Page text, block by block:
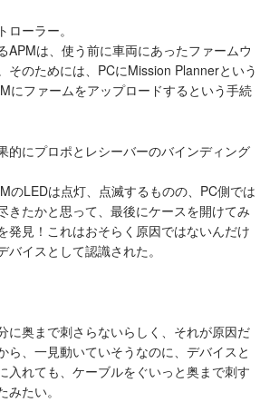
ーラー。
は、使う前に車両にあったファームウ
のためには、PCにMission Plannerという
にファームをアップロードするという手続
的にプロポとレシーバーのバインディング
のLEDは点灯、点滅するものの、PC側では
たかと思って、最後にケースを開けてみ
発見！これはおそらく原因ではないんだけ
イスとして認識された。
に奥まで刺さらないらしく、それが原因だ
、一見動いていそうなのに、デバイスと
入れても、ケーブルをぐいっと奥まで刺す
たい。